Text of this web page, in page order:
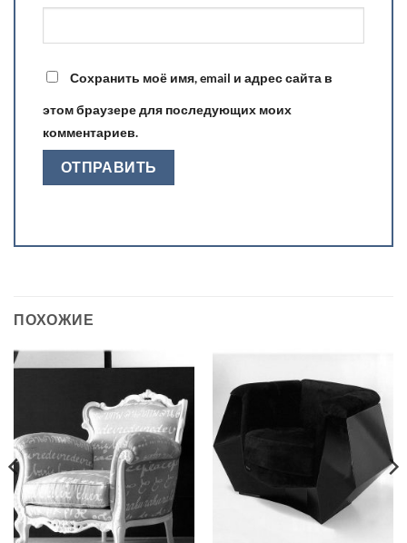
Сохранить моё имя, email и адрес сайта в
этом браузере для последующих моих
комментариев.
ПОХОЖИЕ